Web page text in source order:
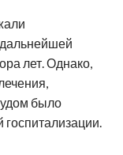
лет. Однако,
было